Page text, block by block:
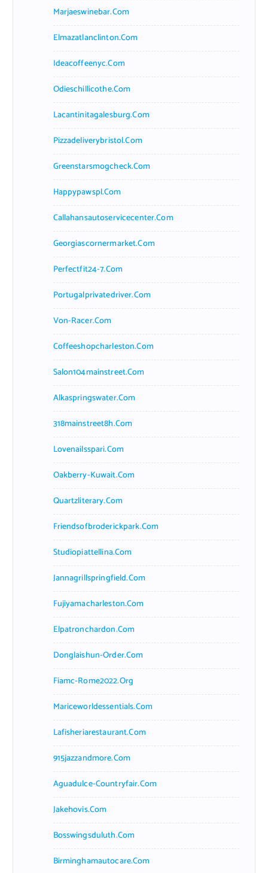
Marjaeswinebar.com
Elmazatlanclinton.com
Ideacoffeenyc.com
Odieschillicothe.com
Lacantinitagalesburg.com
Pizzadeliverybristol.com
Greenstarsmogcheck.com
Happypawspl.com
Callahansautoservicecenter.com
Georgiascornermarket.com
Perfectfit24-7.com
Portugalprivatedriver.com
Von-Racer.com
Coffeeshopcharleston.com
Salon104mainstreet.com
Alkaspringswater.com
318mainstreet8h.com
Lovenailsspari.com
Oakberry-Kuwait.com
Quartzliterary.com
Friendsofbroderickpark.com
Studiopiattellina.com
Jannagrillspringfield.com
Fujiyamacharleston.com
Elpatronchardon.com
Donglaishun-Order.com
Fiamc-Rome2022.org
Mariceworldessentials.com
Lafisheriarestaurant.com
915jazzandmore.com
Aguadulce-Countryfair.com
Jakehovis.com
Bosswingsduluth.com
Birminghamautocare.com